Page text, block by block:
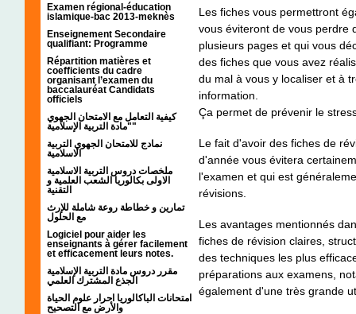
Examen régional-éducation
islamique-bac 2013-meknès
Enseignement Secondaire
qualifiant: Programme
Répartition matières et
coefficients du cadre
organisant l’examen du
baccalauréat Candidats
officiels
كيفية التعامل مع الامتحان الجهوي
"مادة التربية الإسلامية"
نمادج للامتحان الجهوي التربية
الاسلامية
ملخصات دروس التربية الاسلامية
الاولى بكالوريا الشعب العلمية و
التقنية
تمارين و خطاطة روعة شاملة للإرث
مع الحلول
Logiciel pour aider les
enseignants à gérer facilement
et efficacement leurs notes.
مقرر دروس مادة التربية الإسلامية
الجذع المشترك العلمي
امتحانات الباكالوريا احرار علوم الحياة
والأرض مع التصحيح
Les fiches vous permettront
vous éviteront de vous perdre
plusieurs pages et qui vous
des fiches que vous avez
du mal à vous y localiser et à
information.
Ça permet de prévenir le
Le fait d'avoir des fiches de
d'année vous évitera
l'examen et qui est
révisions.
Les avantages mentionnés
fiches de révision claires,
des techniques les plus
préparations aux examens,
également d'une très grande